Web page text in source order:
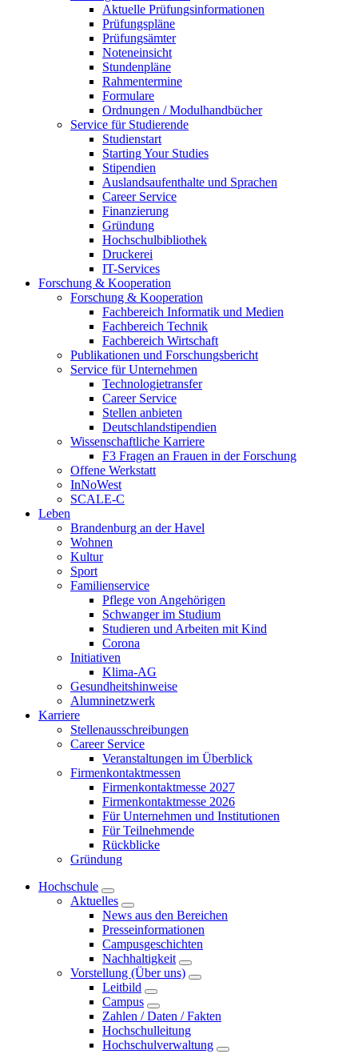
Aktuelle Prüfungsinformationen
Prüfungspläne
Prüfungsämter
Noteneinsicht
Stundenpläne
Rahmentermine
Formulare
Ordnungen / Modulhandbücher
Service für Studierende
Studienstart
Starting Your Studies
Stipendien
Auslandsaufenthalte und Sprachen
Career Service
Finanzierung
Gründung
Hochschulbibliothek
Druckerei
IT-Services
Forschung & Kooperation
Forschung & Kooperation
Fachbereich Informatik und Medien
Fachbereich Technik
Fachbereich Wirtschaft
Publikationen und Forschungsbericht
Service für Unternehmen
Technologietransfer
Career Service
Stellen anbieten
Deutschlandstipendien
Wissenschaftliche Karriere
F3 Fragen an Frauen in der Forschung
Offene Werkstatt
InNoWest
SCALE-C
Leben
Brandenburg an der Havel
Wohnen
Kultur
Sport
Familienservice
Pflege von Angehörigen
Schwanger im Studium
Studieren und Arbeiten mit Kind
Corona
Initiativen
Klima-AG
Gesundheitshinweise
Alumninetzwerk
Karriere
Stellenausschreibungen
Career Service
Veranstaltungen im Überblick
Firmenkontaktmessen
Firmenkontaktmesse 2027
Firmenkontaktmesse 2026
Für Unternehmen und Institutionen
Für Teilnehmende
Rückblicke
Gründung
Hochschule
Aktuelles
News aus den Bereichen
Presseinformationen
Campusgeschichten
Nachhaltigkeit
Vorstellung (Über uns)
Leitbild
Campus
Zahlen / Daten / Fakten
Hochschulleitung
Hochschulverwaltung